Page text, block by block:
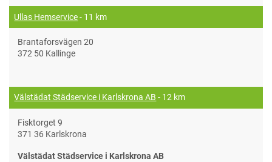
Ullas Hemservice- 11 km
Brantaforsvägen 20
372 50 Kallinge
Välstädat Städservice i Karlskrona AB - 12 km
Fisktorget 9
371 36 Karlskrona
Välstädat Städservice i Karlskrona AB